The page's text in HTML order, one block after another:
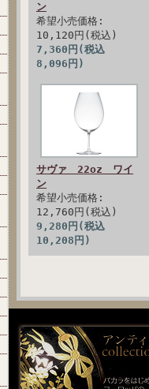
ン
希望小売価格:
10,120円(税込)
7,360円(税込
8,096円)
サヴァ 22oz ワイ
ン
希望小売価格:
12,760円(税込)
9,280円(税込
10,208円)